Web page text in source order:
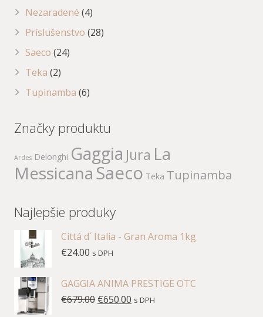
Nezaradené (4)
Príslušenstvo (28)
Saeco (24)
Teka (2)
Tupinamba (6)
Značky produktu
Ardes Delonghi Gaggia Jura La
MessicanaSaeco Teka Tupinamba
Najlepšie produky
Cittá d´ Italia - Gran Aroma 1kg
€24.00 s DPH
GAGGIA ANIMA PRESTIGE OTC
€679.00 €650.00 s DPH